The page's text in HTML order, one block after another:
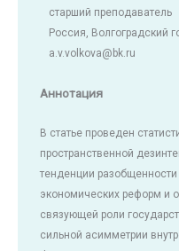
старший преподаватель
Россия, Волгоградский
a.v.volkova@bk.ru
Аннотация
В статье проведен
пространственной
тенденции
экономических реформ и
связующей роли
сильной асимметрии